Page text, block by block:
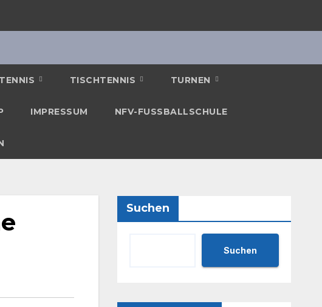
TENNIS TISCHTENNIS TURNEN
IMPRESSUM NFV-FUSSBALLSCHULE
Suchen
Suchen